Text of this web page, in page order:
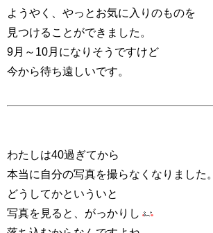
ようやく、やっとお気に入りのものを
見つけることができました。
9月～10月になりそうですけど
今から待ち遠しいです。
わたしは40過ぎてから
本当に自分の写真を撮らなくなりました。
どうしてかといういと
写真を見ると、がっかりし